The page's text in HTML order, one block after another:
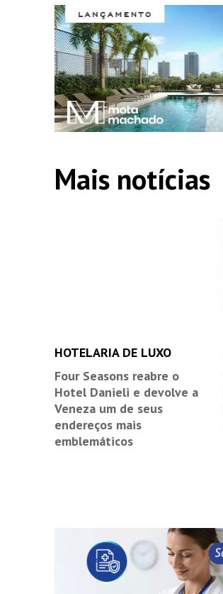
Mais notícias
HOTELARIA DE LUXO
Four Seasons reabre o
Hotel Danieli e devolve a
Veneza um de seus
endereços mais
emblemáticos